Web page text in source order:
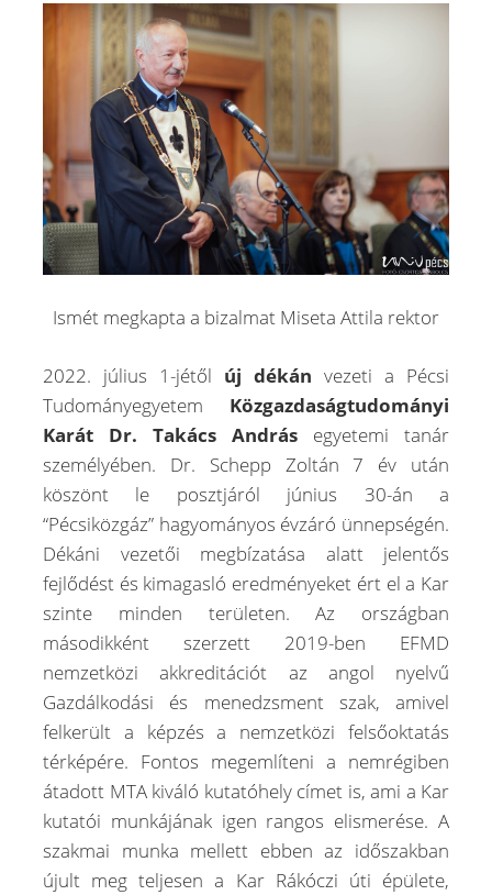
Ismét megkapta a bizalmat Miseta Attila rektor
2022. július 1-jétől új dékán vezeti a Pécsi
Tudományegyetem Közgazdaságtudományi
Karát Dr. Takács András egyetemi tanár
személyében. Dr. Schepp Zoltán 7 év után
köszönt le posztjáról június 30-án a
“Pécsiközgáz” hagyományos évzáró ünnepségén.
Dékáni vezetői megbízatása alatt jelentős
fejlődést és kimagasló eredményeket ért el a Kar
szinte minden területen. Az országban
másodikként szerzett 2019-ben EFMD
nemzetközi akkreditációt az angol nyelvű
Gazdálkodási és menedzsment szak, amivel
felkerült a képzés a nemzetközi felsőoktatás
térképére. Fontos megemlíteni a nemrégiben
átadott MTA kiváló kutatóhely címet is, ami a Kar
kutatói munkájának igen rangos elismerése. A
szakmai munka mellett ebben az időszakban
újult meg teljesen a Kar Rákóczi úti épülete,